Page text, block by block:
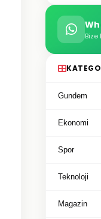
Bize
Gundem
Ekonomi
Spor
Teknoloji
Magazin